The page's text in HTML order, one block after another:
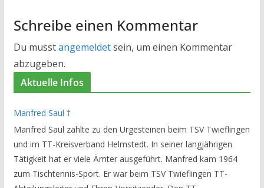
Schreibe einen Kommentar
Du musstangemeldetsein, um einen Kommentar
abzugeben.
Aktuelle Infos
Manfred Saul †
Manfred Saul zählte zu den Urgesteinen beim TSV Twieflingen
und im TT-Kreisverband Helmstedt. In seiner langjährigen
Tätigkeit hat er viele Ämter ausgeführt. Manfred kam 1964
zum Tischtennis-Sport. Er war beim TSV Twieflingen TT-